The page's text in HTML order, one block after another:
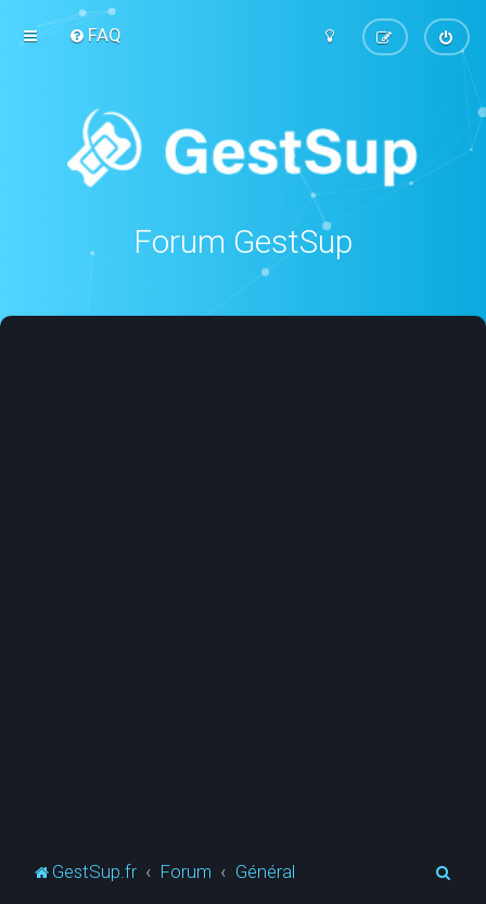
FAQ
Forum GestSup
GestSup.fr Forum Général